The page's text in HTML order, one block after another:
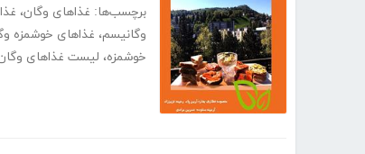
برچسب‌ها: غذاهای وگان،
وگانیسم، غذاهای خوشمزه
خوشمزه، لیست غذاهای